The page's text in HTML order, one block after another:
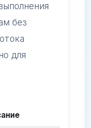
без
для